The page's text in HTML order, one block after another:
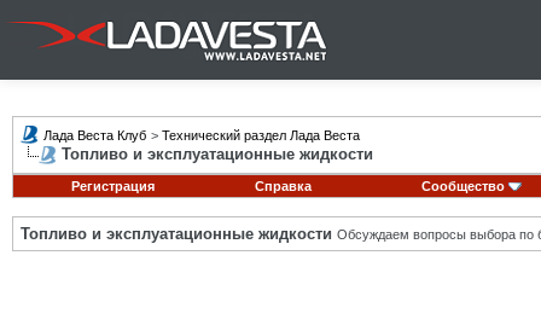
Лада Веста Клуб > Технический раздел Лада Веста
Топливо и эксплуатационные жидкости
Регистрация Справка Сообщество
Топливо и эксплуатационные жидкости Обсуждаем вопросы выбора по